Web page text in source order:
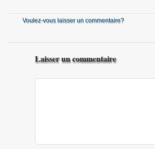
Voulez-vous laisser un commentaire?
Laisser un commentaire